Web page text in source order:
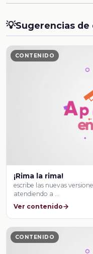
💡Sugerencias
CONTENIDO
¡Rima la rima!
escribe las nuevas
atendiendo a …
Ver contenido
CONTENIDO